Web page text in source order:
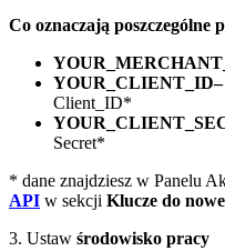
Co oznaczają poszczególne
YOUR_CLIENT_ID–
Client_ID*
Secret*
* dane znajdziesz w Panelu
API w sekcji Klucze do
3. Ustaw środowisko pracy